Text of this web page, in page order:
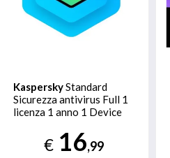
KasperskyStandard
Sicurezza antivirus Full 1
licenza 1 anno 1 Device
€ 16,99